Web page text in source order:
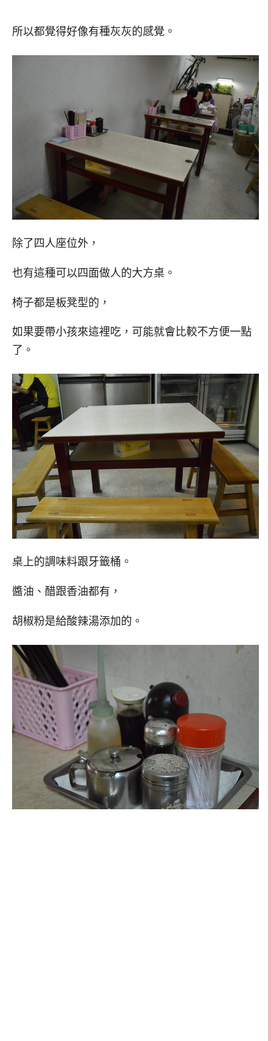
所以都覺得好像有種灰灰的感覺。
除了四人座位外，
也有這種可以四面做人的大方桌。
椅子都是板凳型的，
如果要帶小孩來這裡吃，可能就會比較不方便一點
了。
桌上的調味料跟牙籤桶。
醬油、醋跟香油都有，
胡椒粉是給酸辣湯添加的。